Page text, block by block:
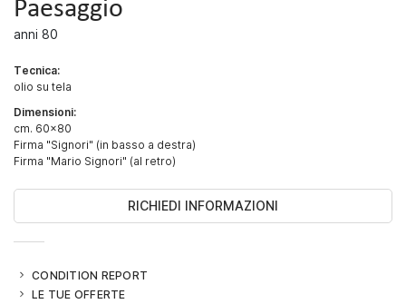
anni 80
Tecnica:
olio su tela
Dimensioni:
cm. 60x80
Firma "Signori" (in basso a destra)
Firma "Mario Signori" (al retro)
RICHIEDI INFORMAZIONI
CONDITION REPORT
LE TUE OFFERTE